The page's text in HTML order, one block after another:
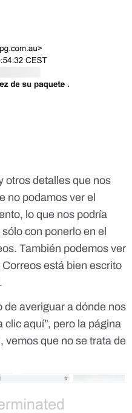
otros detalles que nos
no podamos ver el
lo que nos podría
sólo con ponerlo en el
. También podemos ver
está bien escrito
de averiguar a dónde nos
clic aquí”, pero la página
vemos que no se trata de